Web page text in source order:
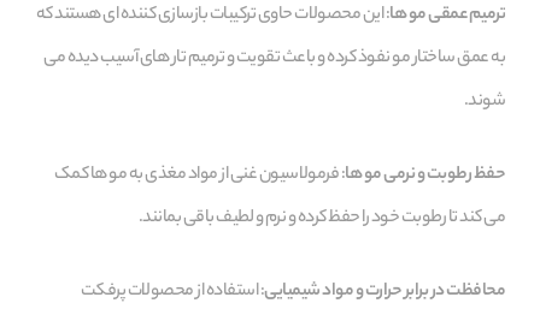
ترمیم عمقی مو ها: این محصولات حاوی ترکیبات بازسازی‌ کننده‌ ای هستند که
به عمق ساختار مو نفوذ کرده و باعث تقویت و ترمیم تار های آسیب‌ دیده می‌
شوند.
حفظ رطوبت و نرمی مو ها: فرمولاسیون غنی از مواد مغذی به مو ها کمک
می‌ کند تا رطوبت خود را حفظ کرده و نرم و لطیف باقی بمانند.
محافظت در برابر حرارت و مواد شیمیایی: استفاده از محصولات پرفکت